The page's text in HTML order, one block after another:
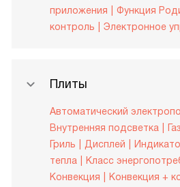
приложения
Функция
контроль
Электронное
Плиты
Автоматический
Внутренняя подсветка
Гриль
Дисплей
тепла
Класс
Конвекция
Конвекция +